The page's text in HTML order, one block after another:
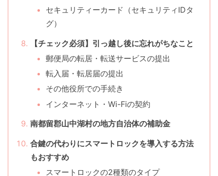
セキュリティーカード（セキュリティIDタ
グ）
【チェック必須】引っ越し後に忘れがちなこと
郵便局の転居・転送サービスの提出
転入届・転居届の提出
その他役所での手続き
インターネット・Wi-Fiの契約
南都留郡山中湖村の地方自治体の補助金
合鍵の代わりにスマートロックを導入する方法
もおすすめ
スマートロックの2種類のタイプ